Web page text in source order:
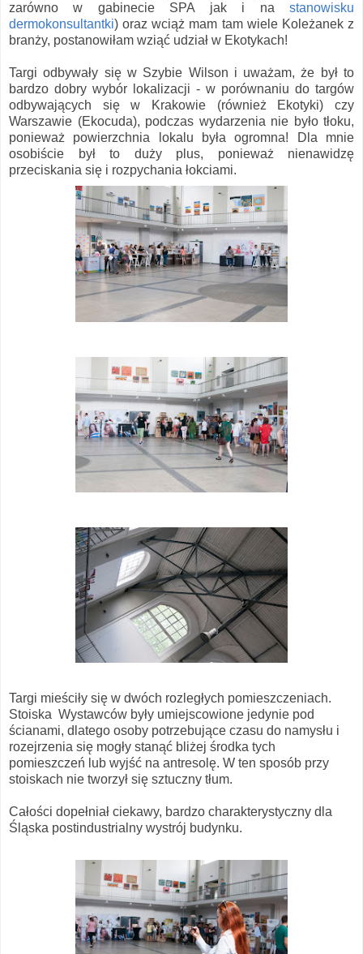
zarówno w gabinecie SPA jak i na stanowisku
dermokonsultantki) oraz wciąż mam tam wiele Koleżanek z
branży, postanowiłam wziąć udział w Ekotykach!
Targi odbywały się w Szybie Wilson i uważam, że był to
bardzo dobry wybór lokalizacji - w porównaniu do targów
odbywających się w Krakowie (również Ekotyki) czy
Warszawie (Ekocuda), podczas wydarzenia nie było tłoku,
ponieważ powierzchnia lokalu była ogromna! Dla mnie
osobiście był to duży plus, ponieważ nienawidzę
przeciskania się i rozpychania łokciami.
Targi mieściły się w dwóch rozległych pomieszczeniach.
Stoiska Wystawców były umiejscowione jedynie pod
ścianami, dlatego osoby potrzebujące czasu do namysłu i
rozejrzenia się mogły stanąć bliżej środka tych
pomieszczeń lub wyjść na antresolę. W ten sposób przy
stoiskach nie tworzył się sztuczny tłum.
Całości dopełniał ciekawy, bardzo charakterystyczny dla
Śląska postindustrialny wystrój budynku.